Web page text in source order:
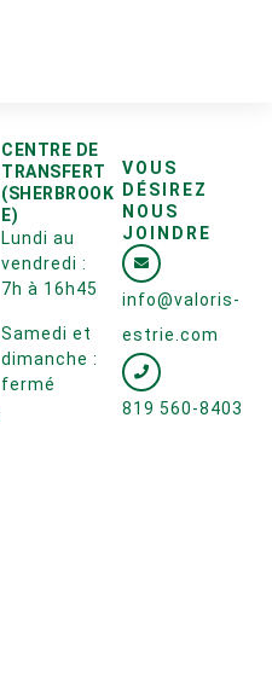
CENTRE DE
TRANSFERT
(SHERBROOK
E)
Lundi au
vendredi :
7h à 16h45
Samedi et
dimanche :
fermé
VOUS
DÉSIREZ
NOUS
JOINDRE
info@valoris-
estrie.com
819 560-8403